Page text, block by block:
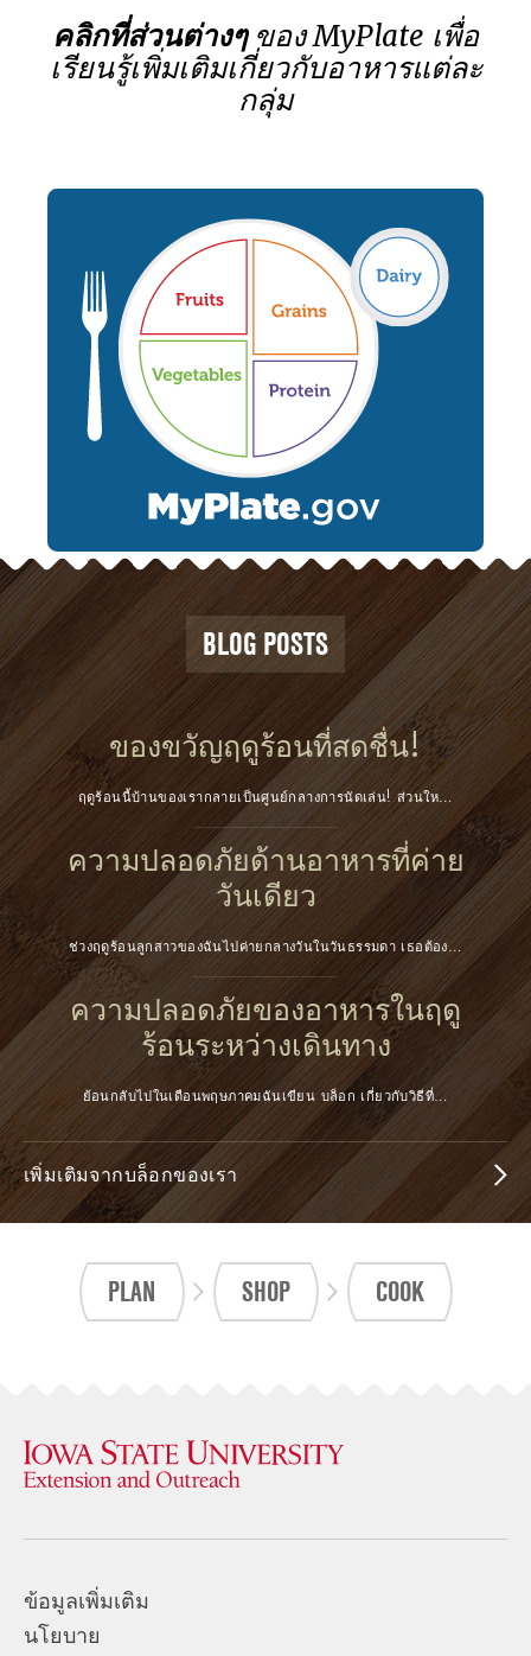
คลิกที่ส่วนต่างๆของ MyPlate เพื่อ
เรียนรู้เพิ่มเติมเกี่ยวกับอาหารแต่ละ
กลุ่ม
BLOG POSTS
ของขวัญฤดูร้อนที่สดชื่น!
ฤดูร้อนนี้บ้านของเรากลายเป็นศูนย์กลางการนัดเล่น! ส่วนให…
ความปลอดภัยด้านอาหารที่ค่าย
วันเดียว
ช่วงฤดูร้อนลูกสาวของฉันไปค่ายกลางวันในวันธรรมดา เธอต้อง…
ความปลอดภัยของอาหารในฤดู
ร้อนระหว่างเดินทาง
ย้อนกลับไปในเดือนพฤษภาคมฉันเขียน บล็อก เกี่ยวกับวิธีที่…
เพิ่มเติมจากบล็อกของเรา
PLAN SHOP COOK
ข้อมูลเพิ่มเติม
นโยบาย